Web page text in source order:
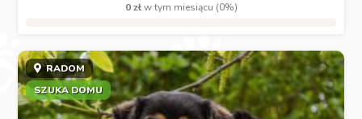
0 złw tym miesiącu (0%)
RADOM
SZUKA DOMU